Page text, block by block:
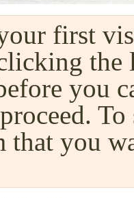
first
the
you
that you